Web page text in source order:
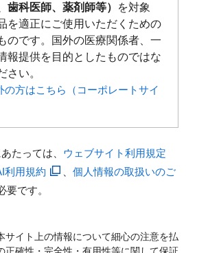
歯科医師、薬剤師等）
を対象
を適正にご使用いただくための
のです。国外の医療関係者、一
報提供を目的としたものではな
さい。
方はこちら（コーポレートサイ
たっては、 ウェブサイト利用規定
利用規約
個人情報の取扱いのご
要です。
サイト上の情報について細心の注意を払
正確性・完全性・有用性等に関して保証